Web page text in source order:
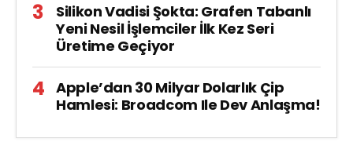
Silikon Vadisi Şokta: Grafen Tabanlı
Yeni Nesil İşlemciler İlk Kez Seri
Üretime Geçiyor
Apple’dan 30 Milyar Dolarlık Çip
Hamlesi: Broadcom Ile Dev Anlaşma!